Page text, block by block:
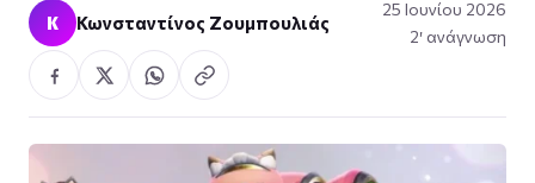
Κ Κωνσταντίνος Ζουμπουλιάς
25 Ιουνίου 2026
2′ ανάγνωση